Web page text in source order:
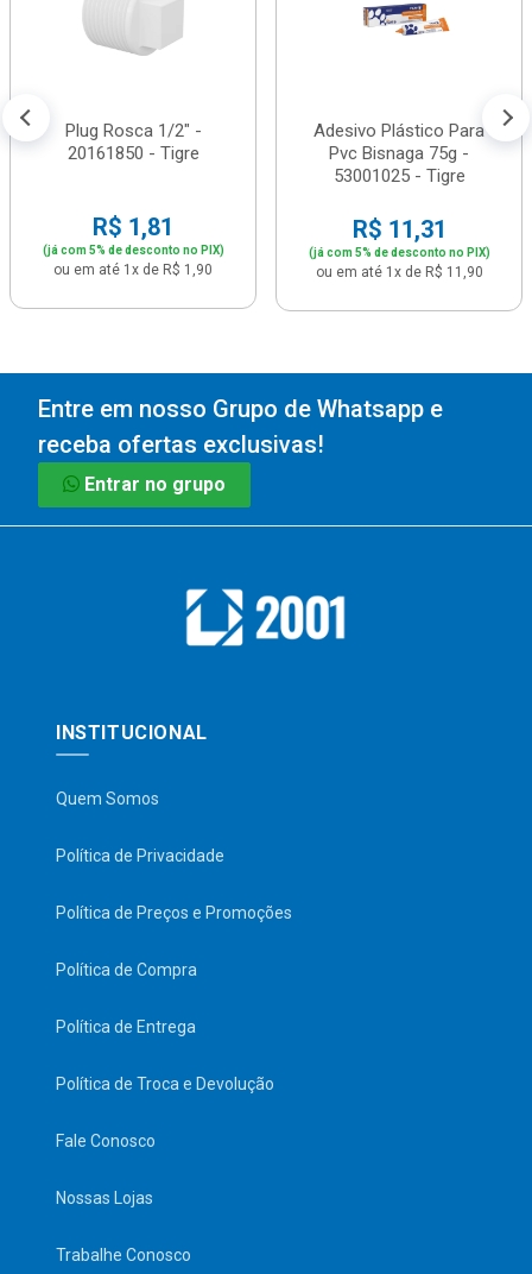
Plug Rosca 1/2" -
20161850 - Tigre
R$ 1,81
(já com 5% de desconto no PIX)
ou em até 1x de R$ 1,90
Adesivo Plástico Para
Pvc Bisnaga 75g -
53001025 - Tigre
R$ 11,31
(já com 5% de desconto no PIX)
ou em até 1x de R$ 11,90
Entre em nosso Grupo de Whatsapp e
receba ofertas exclusivas!
Entrar no grupo
INSTITUCIONAL
Quem Somos
Política de Privacidade
Política de Preços e Promoções
Política de Compra
Política de Entrega
Política de Troca e Devolução
Fale Conosco
Nossas Lojas
Trabalhe Conosco